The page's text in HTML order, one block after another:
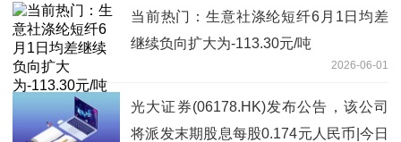
当前热门：生意社涤纶短纤6月1日均差
继续负向扩大为-113.30元/吨
2026-06-01
光大证券(06178.HK)发布公告，该公司
将派发末期股息每股0.174元人民币|今日